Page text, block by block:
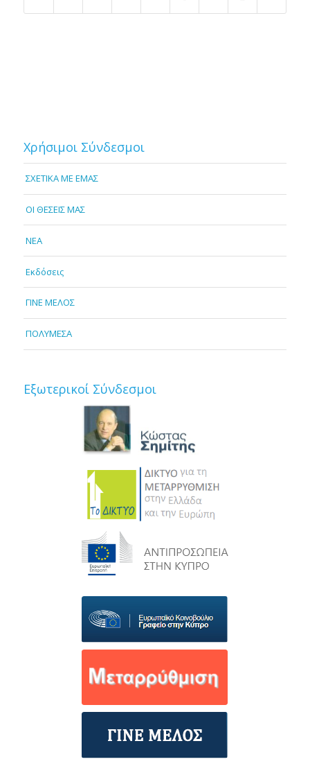
Χρήσιμοι Σύνδεσμοι
ΣΧΕΤΙΚΑ ΜΕ ΕΜΑΣ
OI ΘΕΣΕΙΣ ΜΑΣ
NEA
Εκδόσεις
ΓΙΝΕ ΜΕΛΟΣ
ΠΟΛΥΜΕΣΑ
Εξωτερικοί Σύνδεσμοι